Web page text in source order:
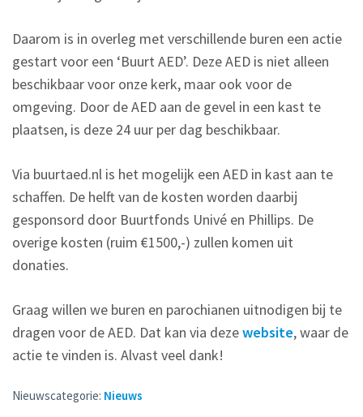
Daarom is in overleg met verschillende buren een actie
gestart voor een ‘Buurt AED’. Deze AED is niet alleen
beschikbaar voor onze kerk, maar ook voor de
omgeving. Door de AED aan de gevel in een kast te
plaatsen, is deze 24 uur per dag beschikbaar.
Via buurtaed.nl is het mogelijk een AED in kast aan te
schaffen. De helft van de kosten worden daarbij
gesponsord door Buurtfonds Univé en Phillips. De
overige kosten (ruim €1500,-) zullen komen uit
donaties.
Graag willen we buren en parochianen uitnodigen bij te
dragen voor de AED. Dat kan via dezewebsite, waar de
actie te vinden is. Alvast veel dank!
Nieuwscategorie: Nieuws